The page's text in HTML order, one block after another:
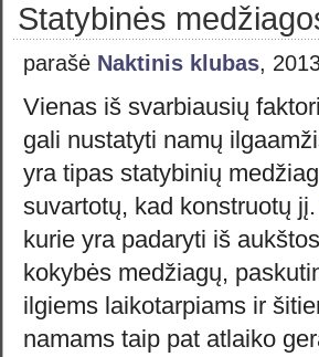
Statybinės
parašė Naktinis klubas,
Vienas iš svarbiausių
gali nustatyti namų
yra tipas statybinių
suvartotų, kad konstruotų jį.
kurie yra padaryti iš aukštos
kokybės medžiagų,
ilgiems laikotarpiams ir
namams taip pat atlaiko